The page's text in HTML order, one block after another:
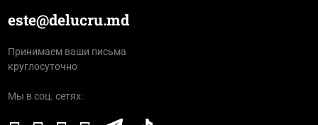
este@delucru.md
Принимаем ваши письма
круглосуточно
Мы в соц. сетях: